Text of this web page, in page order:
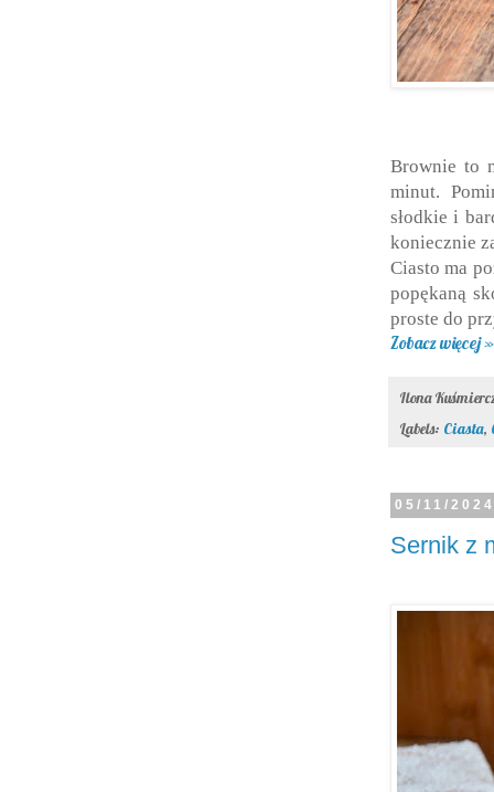
Brownie to
minut.
słodkie i
koniecznie
Ciasto ma
popękaną
proste do
Zobacz więcej »
Ilona
Labels: Ciasta,
05/11/
Sernik z